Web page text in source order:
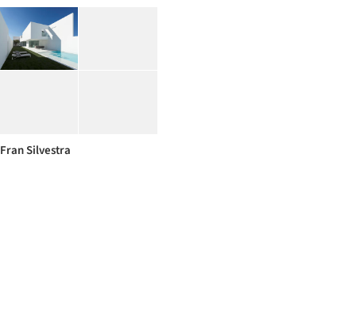
Fran Silvestra